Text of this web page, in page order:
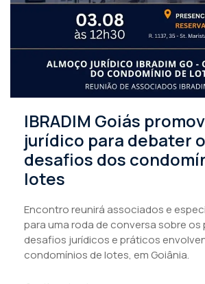
IBRADIM Goiás
jurídico para debater
desafios dos
lotes
Encontro reunirá associados e
para uma roda de conversa sobre os
desafios jurídicos e práticos
condomínios de lotes, em Goiânia.